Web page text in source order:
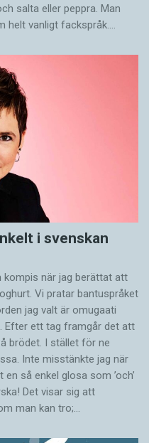
salta eller peppra. Man
helt vanligt fackspråk.…
i svenskan
kompis när jag berättat att
Vi pratar bantuspråket
jag valt är omugaati
Efter ett tag framgår det att
brödet. I stället för ne
Inte misstänkte jag när
så enkel glosa som ’och’
Det visar sig att
man kan tro;…